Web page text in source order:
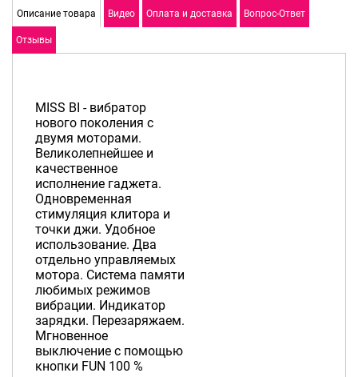
Описание товара Видео Оплата и доставка Вопрос-Ответ
Отзывы
MISS BI - вибратор
нового поколения с
двумя моторами.
Великолепнейшее и
качественное
исполнение гаджета.
Одновременная
стимуляция клитора и
точки джи. Удобное
использование. Два
отдельно управляемых
мотора. Система памяти
любимых режимов
вибрации. Индикатор
зарядки. Перезаряжаем.
Мгновенное
выключение с помощью
кнопки FUN 100 %